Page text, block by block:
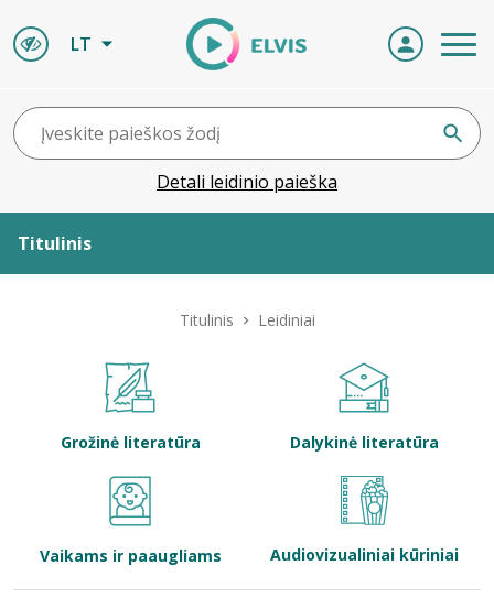
LT
Detali leidinio paieška
Titulinis
Bibliotekoms
Titulinis Leidiniai
Grožinė literatūra Dalykinė literatūra
Vaikams ir paaugliams Audiovizualiniai kūriniai